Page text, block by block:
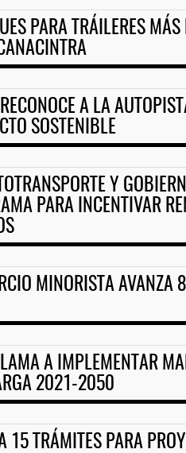
PARA TRÁILERES MÁS
A LA
SOSTENIBLE
Y
PARA INCENTIVAR
MINORISTA AVANZA
A IMPLEMENTAR
2021-2050
15 TRÁMITES PARA